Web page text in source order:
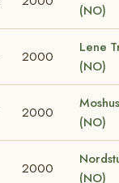
(NO)
2000
Lene
(NO)
2000
(NO)
2000
(NO)